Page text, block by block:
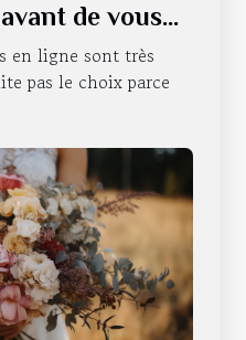
de vous
en ligne sont très
pas le choix parce